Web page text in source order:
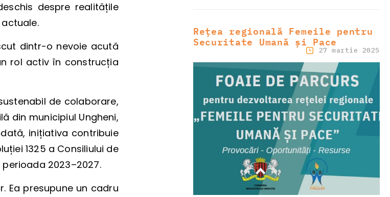
despre realitățile
dintr-o nevoie acută
rol activ în construcția
de colaborare,
din municipiul Ungheni,
inițiativa contribuie
1325 a Consiliului de
2023–2027.
Ea presupune un cadru
Rețea regională Femeile pentru
Securitate Umană și Pace
27 martie 2025